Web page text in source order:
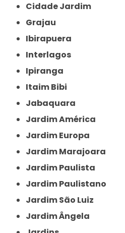
Cidade Jardim
Grajau
Ibirapuera
Interlagos
Ipiranga
Itaim Bibi
Jabaquara
Jardim América
Jardim Europa
Jardim Marajoara
Jardim Paulista
Jardim Paulistano
Jardim São Luiz
Jardim Ângela